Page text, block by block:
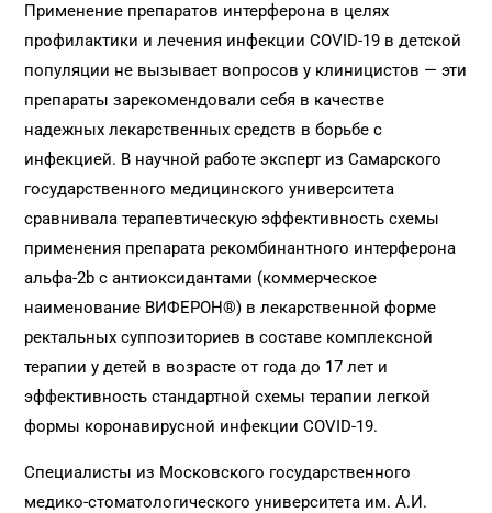
Применение препаратов интерферона в целях
профилактики и лечения инфекции COVID-19 в детской
популяции не вызывает вопросов у клиницистов — эти
препараты зарекомендовали себя в качестве
надежных лекарственных средств в борьбе с
инфекцией. В научной работе эксперт из Самарского
государственного медицинского университета
сравнивала терапевтическую эффективность схемы
применения препарата рекомбинантного интерферона
альфа-2b с антиоксидантами (коммерческое
наименование ВИФЕРОН®) в лекарственной форме
ректальных суппозиториев в составе комплексной
терапии у детей в возрасте от года до 17 лет и
эффективность стандартной схемы терапии легкой
формы коронавирусной инфекции COVID-19.
Специалисты из Московского государственного
медико-стоматологического университета им. А.И.